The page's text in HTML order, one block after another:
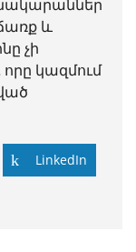
և
չի
կազմում
LinkedIn